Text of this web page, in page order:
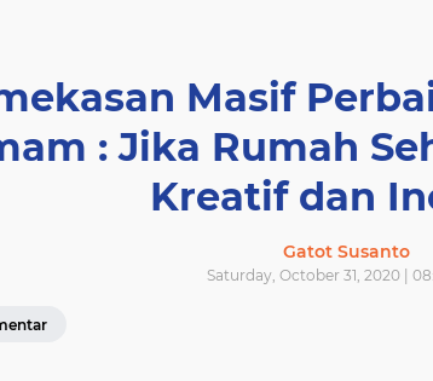
Masif
: Jika Rumah
Kreatif dan
Gatot Susanto
Saturday, October 31, 2020 |